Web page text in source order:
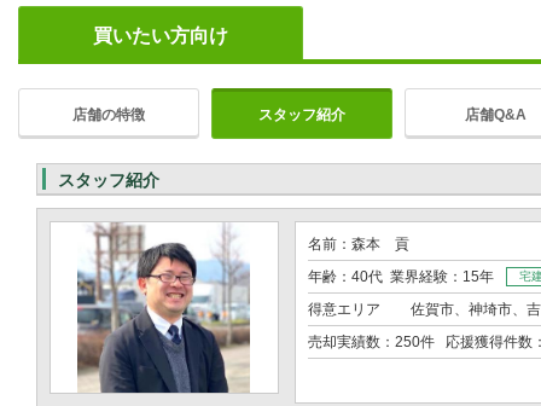
買いたい方向け
店舗の特徴 スタッフ紹介 店舗Q&A
スタッフ紹介
名前：森本 貢
年齢：40代 業界経験：15年
宅
得意エリア
佐賀市、神埼市、
売却実績数：250件 応援獲得件数